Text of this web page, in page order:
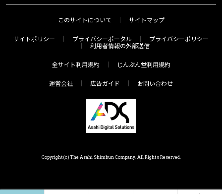
このサイトについて サイトマップ
サイトポリシー プライバシーポータル
プライバシーポリシー
利用者情報の外部送信
全サイト利用規約 じんぶん堂利用規約
運営会社 広告ガイド お問い合わせ
Copyright(c) The Asahi Shimbun Company. All Rights Reserved.